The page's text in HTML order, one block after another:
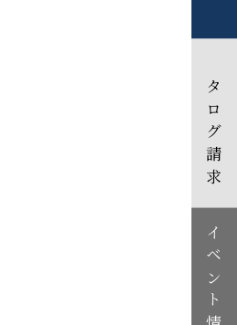
カタログ請求
イベント情報